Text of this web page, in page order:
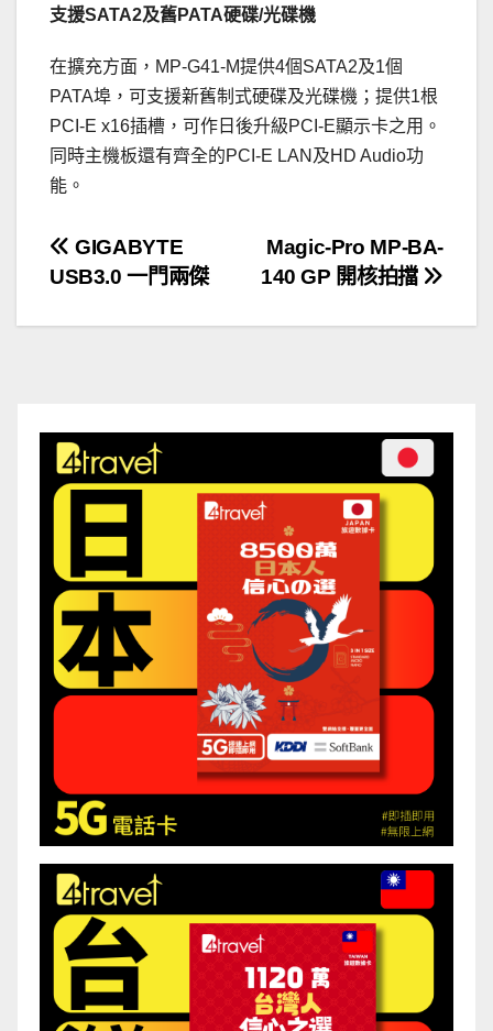
支援SATA2及舊PATA硬碟/光碟機
在擴充方面，MP-G41-M提供4個SATA2及1個
PATA埠，可支援新舊制式硬碟及光碟機；提供1根
PCI-E x16插槽，可作日後升級PCI-E顯示卡之用。
同時主機板還有齊全的PCI-E LAN及HD Audio功
能。
文
Magic-Pro MP-BA-
140 GP 開核拍擋
GIGABYTE
USB3.0 一門兩傑